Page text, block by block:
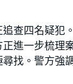
查四名疑犯
進一步梳理
找。警方強